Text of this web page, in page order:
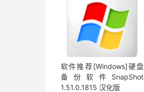
软件推荐[Windows]硬盘
备份软件SnapShot
1.51.0.1815 汉化版